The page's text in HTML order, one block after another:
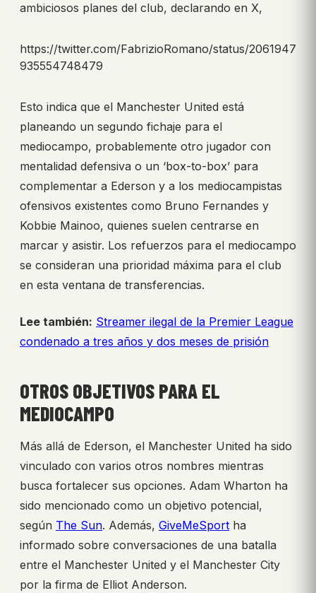
ambiciosos planes del club, declarando en X,
https://twitter.com/FabrizioRomano/status/2061947
935554748479
Esto indica que el Manchester United está
planeando un segundo fichaje para el
mediocampo, probablemente otro jugador con
mentalidad defensiva o un ‘box-to-box’ para
complementar a Ederson y a los mediocampistas
ofensivos existentes como Bruno Fernandes y
Kobbie Mainoo, quienes suelen centrarse en
marcar y asistir. Los refuerzos para el mediocampo
se consideran una prioridad máxima para el club
en esta ventana de transferencias.
Lee también: Streamer ilegal de la Premier League
condenado a tres años y dos meses de prisión
OTROS OBJETIVOS PARA EL
MEDIOCAMPO
Más allá de Ederson, el Manchester United ha sido
vinculado con varios otros nombres mientras
busca fortalecer sus opciones. Adam Wharton ha
sido mencionado como un objetivo potencial,
según The Sun. Además, GiveMeSport ha
informado sobre conversaciones de una batalla
entre el Manchester United y el Manchester City
por la firma de Elliot Anderson.